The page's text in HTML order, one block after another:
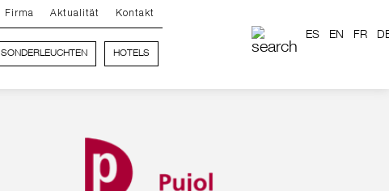
Firma Aktualität Kontakt
SONDERLEUCHTEN HOTELS
ES EN FR